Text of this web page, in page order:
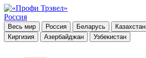
Россия
Весь мир Россия Беларусь Казахстан
Киргизия
Азербайджан Узбекистан